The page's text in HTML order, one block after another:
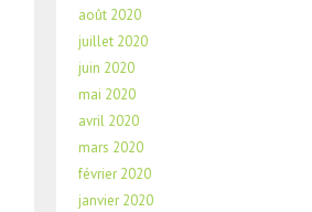
août 2020
juillet 2020
juin 2020
mai 2020
avril 2020
mars 2020
février 2020
janvier 2020